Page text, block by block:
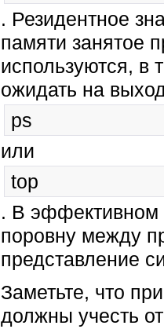
. Резидентное
памяти занятое
используются, в
ожидать на
ps
или
top
. В эффективном
поровну между
представление
Заметьте, что
должны учесть